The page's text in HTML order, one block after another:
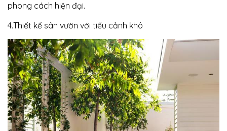
phong cách hiện đại.
4.Thiết kế sân vườn với tiểu cảnh khô